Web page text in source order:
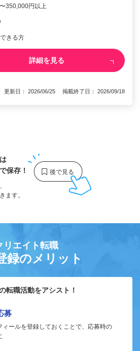
350,000円以上
きる方
詳細を見る
更新日： 2026/06/25 掲載終了日： 2026/09/18
保存！
ます。
リエイト転職
録のメリット
転職活動をアシスト！
募
ィールを登録しておくことで、応募時の